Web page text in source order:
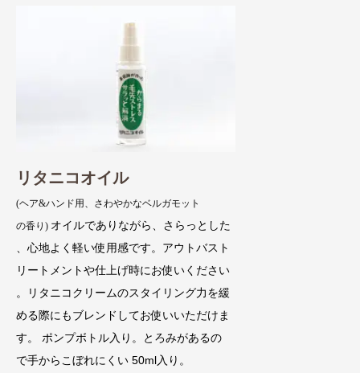
リタニコオイル
(ヘア&ハンド用、さわやかなベルガモット
の香り) オイルでありながら、さらっとした
、心地よく軽い使用感です。アウトバスト
リートメントや仕上げ時にお使いください
。リタニコクリームのスタイリング力を緩
める際にもブレンドしてお使いいただけま
す。 ポンプボトル入り。とろみがあるの
で手からこぼれにくい 50ml入り。